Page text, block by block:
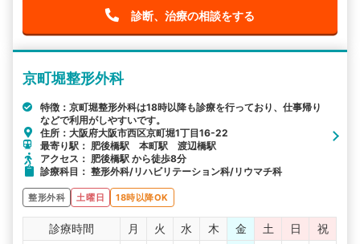
診断、治療の相談をする
京町堀整形外科
特徴：京町堀整形外科は18時以降も診療を行っており、仕事帰り
などで利用がしやすいです。
住所：大阪府大阪市西区京町堀1丁目16-22
最寄り駅： 肥後橋駅 本町駅 渡辺橋駅
アクセス： 肥後橋駅 から徒歩8分
診療科目： 整形外科/リハビリテーション科/リウマチ科
整形外科 土曜日 18時以降OK
診療時間 月 火 水 木 金 土 日
祝